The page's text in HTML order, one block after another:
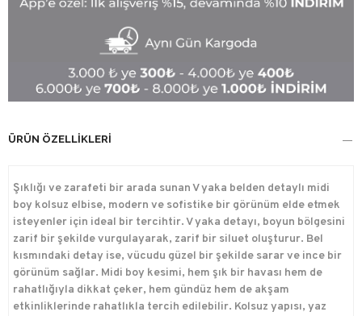
ÜRÜN ÖZELLIKLERI
Şıklığı ve zarafeti bir arada sunan V yaka belden detaylı midi
boy kolsuz elbise, modern ve sofistike bir görünüm elde etmek
isteyenler için ideal bir tercihtir. V yaka detayı, boyun bölgesini
zarif bir şekilde vurgulayarak, zarif bir siluet oluşturur. Bel
kısmındaki detay ise, vücudu güzel bir şekilde sarar ve ince bir
görünüm sağlar. Midi boy kesimi, hem şık bir havası hem de
rahatlığıyla dikkat çeker, hem gündüz hem de akşam
etkinliklerinde rahatlıkla tercih edilebilir. Kolsuz yapısı, yaz